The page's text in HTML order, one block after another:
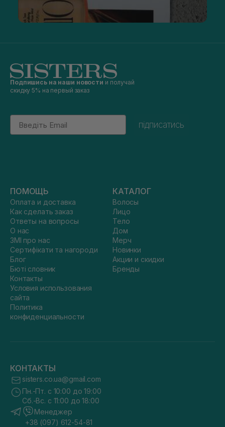
Подпишись на наши новости и получай
скидку 5% на первый заказ
Email
підписатись
ПОМОЩЬ
Оплата и доставка
Как сделать заказ
Ответы на вопросы
О нас
ЗМІ про нас
Сертифікати та нагороди
Блог
Бюті словник
Контакты
Условия использования
сайта
Политика
конфиденциальности
КАТАЛОГ
Волосы
Лицо
Тело
Дом
Мерч
Новинки
Акции и скидки
Бренды
КОНТАКТЫ
sisters.co.ua@gmail.com
Пн.-Пт. с 10:00 до 19:00
Сб.-Вс. с 11:00 до 18:00
Менеджер
+38 (097) 612-54-81